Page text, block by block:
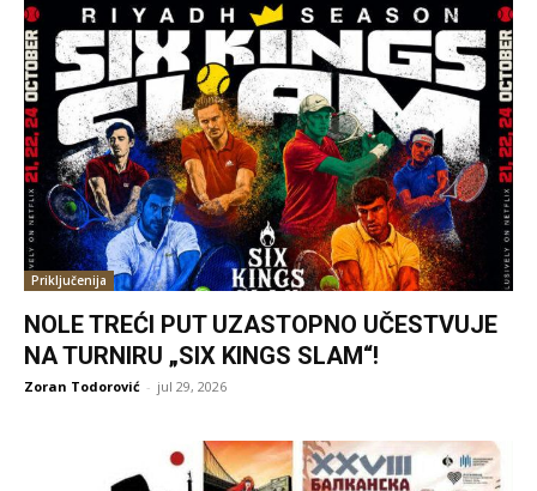
Priključenija
NOLE TREĆI PUT UZASTOPNO UČESTVUJE
NA TURNIRU „SIX KINGS SLAM“!
Zoran Todorović - jul 29, 2026